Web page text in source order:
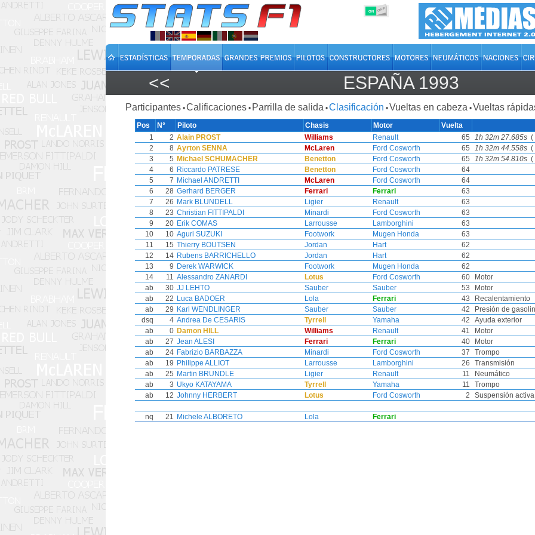
ON OFF
<< ESPAÑA 1993
Participantes •Calificaciones • Parrilla de salida •Clasificación •Vueltas en cabeza •Vueltas
Pos N° Piloto Chasis Motor
Vuelta
1
2 Alain PROST Williams Renault 65 1h 32m 27.685s(
2
8 Ayrton SENNA McLaren Ford Cosworth 65 1h 32m 44.558s(
3
5 Michael SCHUMACHER Benetton Ford Cosworth 65 1h 32m 54.810s(
4
6 Riccardo PATRESE Benetton Ford Cosworth
64
5
7 Michael ANDRETTI McLaren Ford Cosworth
64
6
28 Gerhard BERGER Ferrari Ferrari
63
7
26 Mark BLUNDELL Ligier Renault
63
8
23 Christian FITTIPALDI Minardi Ford Cosworth
63
9
20 Erik COMAS Larrousse Lamborghini
63
10
10 Aguri SUZUKI Footwork Mugen Honda
63
11
15 Thierry BOUTSEN Jordan Hart
62
12
14 Rubens BARRICHELLO Jordan Hart
62
13
9 Derek WARWICK Footwork Mugen Honda
62
14
11 Alessandro ZANARDI Lotus Ford Cosworth 60
Motor
ab
30 JJ LEHTO Sauber Sauber 53
Motor
ab
22 Luca BADOER Lola Ferrari 43
Recalentamiento
ab
29 Karl WENDLINGER Sauber Sauber 42
Presión de
dsq
4 Andrea De CESARIS Tyrrell Yamaha 42
Ayuda exterior
ab
0 Damon HILL Williams Renault 41
Motor
ab
27 Jean ALESI Ferrari Ferrari 40
Motor
ab
24 Fabrizio BARBAZZA Minardi Ford Cosworth 37
Trompo
ab
19 Philippe ALLIOT Larrousse Lamborghini 26
Transmisión
ab
25 Martin BRUNDLE Ligier Renault 11
Neumático
ab
3 Ukyo KATAYAMA Tyrrell Yamaha 11
Trompo
ab
12 Johnny HERBERT Lotus Ford Cosworth 2 Suspensión activa
nq 21 Michele ALBORETO Lola Ferrari